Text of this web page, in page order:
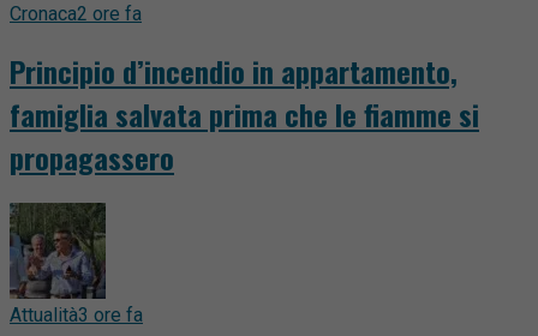
Cronaca2 ore fa
Principio d’incendio in appartamento,
famiglia salvata prima che le fiamme si
propagassero
Attualità3 ore fa